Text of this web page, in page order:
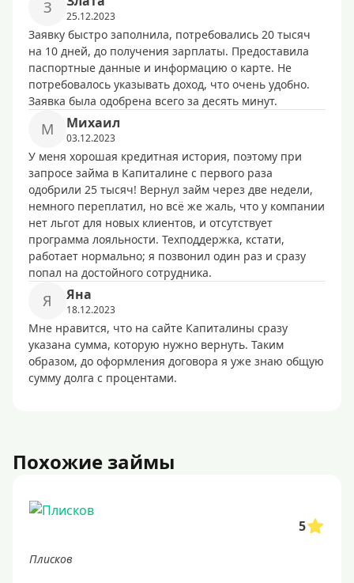
З 25.12.2023
Заявку быстро заполнила, потребовались 20 тысяч
на 10 дней, до получения зарплаты. Предоставила
паспортные данные и информацию о карте. Не
потребовалось указывать доход, что очень удобно.
Заявка была одобрена всего за десять минут.
М Михаил
03.12.2023
У меня хорошая кредитная история, поэтому при
запросе займа в Капиталине с первого раза
одобрили 25 тысяч! Вернул займ через две недели,
немного переплатил, но всё же жаль, что у компании
нет льгот для новых клиентов, и отсутствует
программа лояльности. Техподдержка, кстати,
работает нормально; я позвонил один раз и сразу
попал на достойного сотрудника.
Я Яна
18.12.2023
Мне нравится, что на сайте Капиталины сразу
указана сумма, которую нужно вернуть. Таким
образом, до оформления договора я уже знаю общую
сумму долга с процентами.
Похожие займы
5
Плисков